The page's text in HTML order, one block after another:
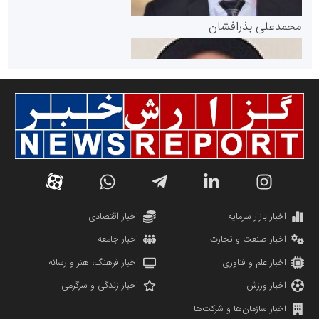
پایگاه خبری گفتمان یزد
دانشگاه سئوی ایران
سازمان صنعت،معدن و تجارت
محمدعلی بذرافشان
مریم حاج نوروز نظری
اخبار بازار سرمایه
اخبار اقتصادی
اخبار صنعت و تجارت
اخبار جامعه
اخبار علم و فناوری
اخبار فرهنگ، هنر و رسانه
اخبار ورزش
اخبار زندگی و سرگرمی
اخبار سازمان‌ها و شرکت‌ها